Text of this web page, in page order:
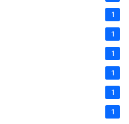
1
1
1
1
1
1